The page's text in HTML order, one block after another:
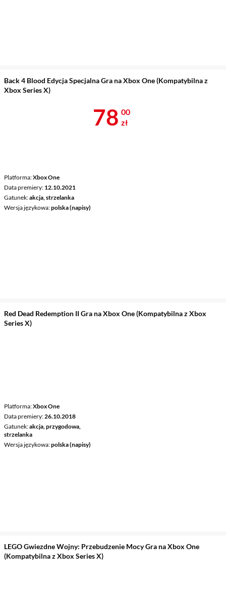
Back 4 Blood Edycja Specjalna Gra na Xbox One (Kompatybilna z
Xbox Series X)
Platforma Xbox One
Data premiery 12.10.2021
Gatunek akcja, strzelanka
Wersja językowa polska (napisy)
Cena 78 zł
78 00
zł
Red Dead Redemption II Gra na Xbox One (Kompatybilna z Xbox
Series X)
Platforma Xbox One
Data premiery 26.10.2018
Gatunek akcja, przygodowa,
strzelanka
Wersja językowa polska (napisy)
LEGO Gwiezdne Wojny: Przebudzenie Mocy Gra na Xbox One
(Kompatybilna z Xbox Series X)